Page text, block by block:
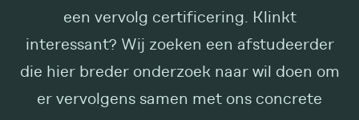
een vervolg certificering. Klinkt
interessant? Wij zoeken een afstudeerder
die hier breder onderzoek naar wil doen om
er vervolgens samen met ons concrete